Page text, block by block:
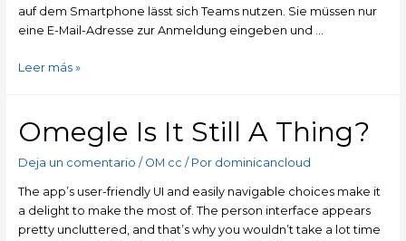
auf dem Smartphone lässt sich Teams nutzen. Sie müssen nur
eine E-Mail-Adresse zur Anmeldung eingeben und …
Leer más »
Omegle Is It Still A Thing?
Deja un comentario / OM cc / Por dominicancloud
The app’s user-friendly UI and easily navigable choices make it
a delight to make the most of. The person interface appears
pretty uncluttered, and that’s why you wouldn’t take a lot time